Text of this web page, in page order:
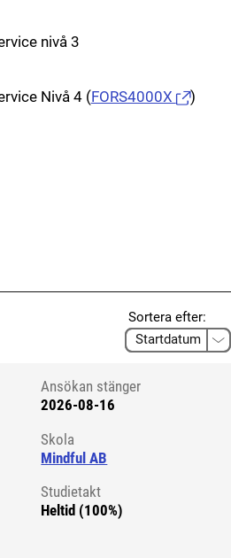
nivå 3
Nivå 4 ( FORS4000X )
Sortera efter:
Ansökan stänger
2026-08-16
Skola
Mindful AB
Studietakt
Heltid (100%)